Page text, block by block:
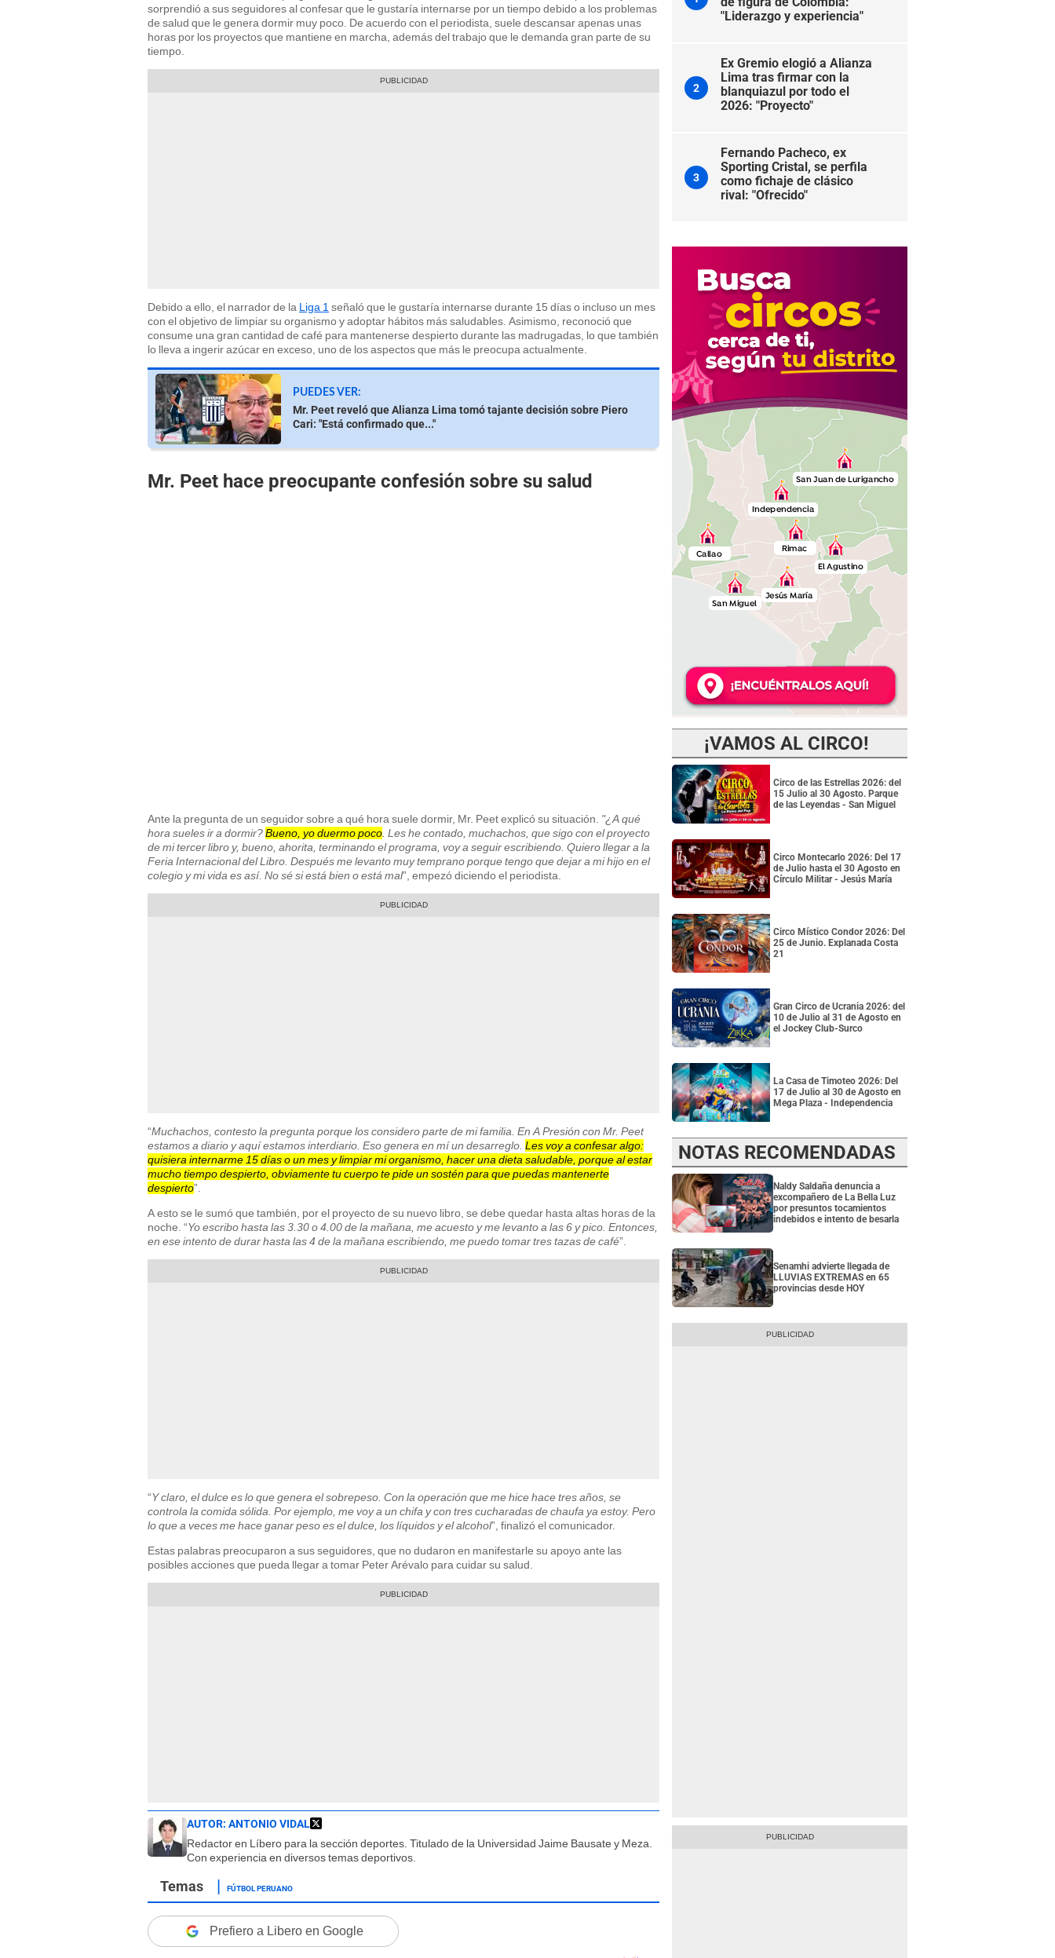
sorprendió a sus seguidores al confesar que le gustaría internarse por un tiempo debido a los problemas
de salud que le genera dormir muy poco. De acuerdo con el periodista, suele descansar apenas unas
horas por los proyectos que mantiene en marcha, además del trabajo que le demanda gran parte de su
tiempo.
Debido a ello, el narrador de la Liga 1 señaló que le gustaría internarse durante 15 días o incluso un mes
con el objetivo de limpiar su organismo y adoptar hábitos más saludables. Asimismo, reconoció que
consume una gran cantidad de café para mantenerse despierto durante las madrugadas, lo que también
lo lleva a ingerir azúcar en exceso, uno de los aspectos que más le preocupa actualmente.
PUEDES VER:
Mr. Peet reveló que Alianza Lima tomó tajante decisión sobre Piero
Cari: "Está confirmado que..."
Mr. Peet hace preocupante confesión sobre su salud
Ante la pregunta de un seguidor sobre a qué hora suele dormir, Mr. Peet explicó su situación. "¿A qué
hora sueles ir a dormir?Bueno, yo duermo poco . Les he contado, muchachos, que sigo con el proyecto
de mi tercer libro y, bueno, ahorita, terminando el programa, voy a seguir escribiendo. Quiero llegar a la
Feria Internacional del Libro. Después me levanto muy temprano porque tengo que dejar a mi hijo en el
colegio y mi vida es así. No sé si está bien o está mal”, empezó diciendo el periodista.
“Muchachos, contesto la pregunta porque los considero parte de mi familia. En A Presión con Mr. Peet
estamos a diario y aquí estamos interdiario. Eso genera en mí un desarreglo. Les voy a confesar algo:
quisiera internarme 15 días o un mes y limpiar mi organismo, hacer una dieta saludable, porque al estar
mucho tiempo despierto, obviamente tu cuerpo te pide un sostén para que puedas mantenerte
despierto”.
A esto se le sumó que también, por el proyecto de su nuevo libro, se debe quedar hasta altas horas de la
noche. “Yo escribo hasta las 3.30 o 4.00 de la mañana, me acuesto y me levanto a las 6 y pico. Entonces,
en ese intento de durar hasta las 4 de la mañana escribiendo, me puedo tomar tres tazas de café”.
“Y claro, el dulce es lo que genera el sobrepeso. Con la operación que me hice hace tres años, se
controla la comida sólida. Por ejemplo, me voy a un chifa y con tres cucharadas de chaufa ya estoy. Pero
lo que a veces me hace ganar peso es el dulce, los líquidos y el alcohol”, finalizó el comunicador.
Estas palabras preocuparon a sus seguidores, que no dudaron en manifestarle su apoyo ante las
posibles acciones que pueda llegar a tomar Peter Arévalo para cuidar su salud.
AUTOR: ANTONIO VIDAL
Redactor en Líbero para la sección deportes. Titulado de la Universidad Jaime Bausate y Meza.
Con experiencia en diversos temas deportivos.
FÚTBOL PERUANO
Prefiero a Libero en Google
"Liderazgo y experiencia"
2
Ex Gremio elogió a Alianza
Lima tras firmar con la
blanquiazul por todo el
2026: "Proyecto"
3
Fernando Pacheco, ex
Sporting Cristal, se perfila
como fichaje de clásico
rival: "Ofrecido"
¡VAMOS AL CIRCO!
Circo de las Estrellas 2026: del
15 Julio al 30 Agosto. Parque
de las Leyendas - San Miguel
Circo Montecarlo 2026: Del 17
de Julio hasta el 30 Agosto en
Círculo Militar - Jesús María
Circo Místico Condor 2026: Del
25 de Junio. Explanada Costa
21
Gran Circo de Ucrania 2026: del
10 de Julio al 31 de Agosto en
el Jockey Club-Surco
La Casa de Timoteo 2026: Del
17 de Julio al 30 de Agosto en
Mega Plaza - Independencia
NOTAS RECOMENDADAS
Naldy Saldaña denuncia a
excompañero de La Bella Luz
por presuntos tocamientos
indebidos e intento de besarla
Senamhi advierte llegada de
LLUVIAS EXTREMAS en 65
provincias desde HOY